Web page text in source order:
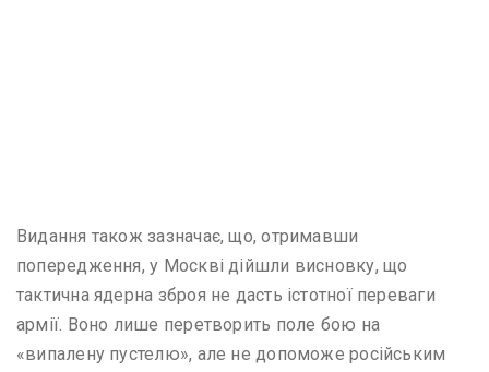
Видання також зазначає, що, отримавши
попередження, у Москві дійшли висновку, що
тактична ядерна зброя не дасть істотної переваги
армії. Воно лише перетворить поле бою на
«випалену пустелю», але не допоможе російським